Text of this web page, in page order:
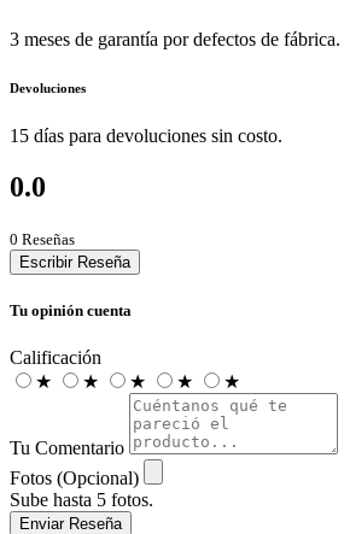
3 meses de garantía por defectos de fábrica.
Devoluciones
15 días para devoluciones sin costo.
0.0
0 Reseñas
Escribir Reseña
Tu opinión cuenta
Calificación
★
★ ★ ★ ★
Tu Comentario
Fotos (Opcional)
Sube hasta 5 fotos.
Enviar Reseña